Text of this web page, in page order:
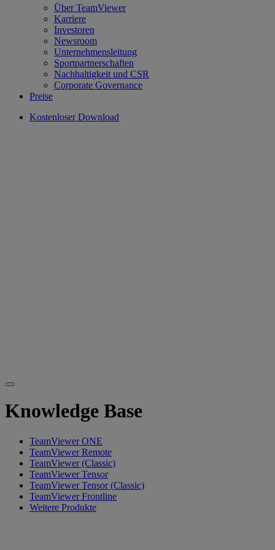
Über TeamViewer
Karriere
Investoren
Newsroom
Unternehmensleitung
Sportpartnerschaften
Nachhaltigkeit und CSR
Corporate Governance
Preise
Kostenloser Download
Knowledge Base
TeamViewer ONE
TeamViewer Remote
TeamViewer (Classic)
TeamViewer Tensor
TeamViewer Tensor (Classic)
TeamViewer Frontline
Weitere Produkte